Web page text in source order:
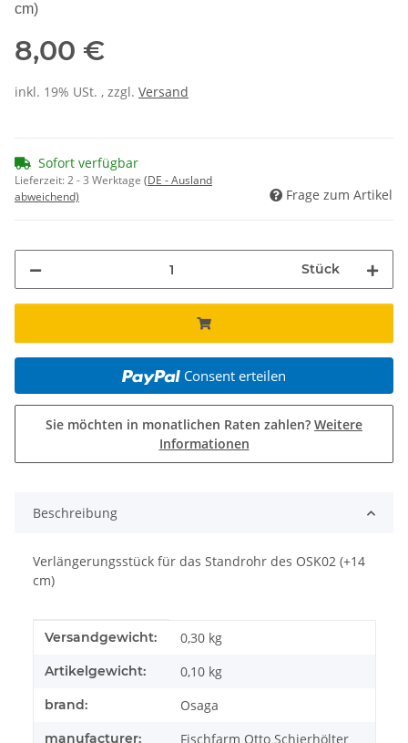
cm)
8,00 €
inkl. 19% USt. , zzgl. Versand
Sofort verfügbar
Lieferzeit:2 - 3 Werktage (DE - Ausland
abweichend)
Frage zum Artikel
Stück
Consent erteilen
Sie möchten in monatlichen Raten zahlen? Weitere
Informationen
Beschreibung
Verlängerungsstück für das Standrohr des OSK02 (+14
cm)
Produkteigenschaft
Wert
Versandgewicht: 0,30 kg
Artikelgewicht: 0,10 kg
brand: Osaga
manufacturer: Fischfarm Otto Schierhölter